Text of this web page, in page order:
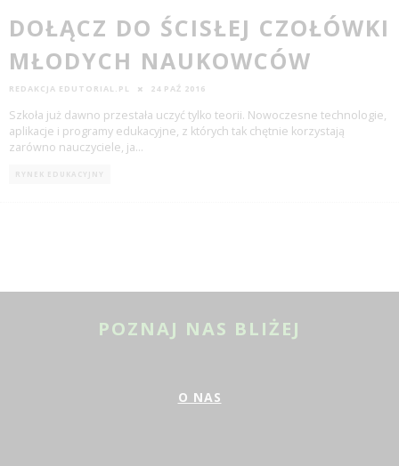
DOŁĄCZ DO ŚCISŁEJ CZOŁÓWKI
MŁODYCH NAUKOWCÓW
REDAKCJA EDUTORIAL.PL 24 PAŹ 2016
Szkoła już dawno przestała uczyć tylko teorii. Nowoczesne technologie,
aplikacje i programy edukacyjne, z których tak chętnie korzystają
zarówno nauczyciele, ja...
RYNEK EDUKACYJNY
POZNAJ NAS BLIŻEJ
O NAS